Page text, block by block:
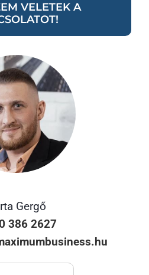
VELETEK A
Gergő
386 2627